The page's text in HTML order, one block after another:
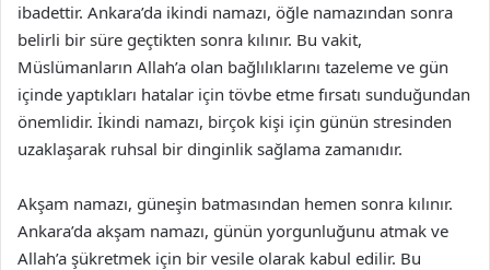
ibadettir. Ankara’da ikindi namazı, öğle namazından sonra
belirli bir süre geçtikten sonra kılınır. Bu vakit,
Müslümanların Allah’a olan bağlılıklarını tazeleme ve gün
içinde yaptıkları hatalar için tövbe etme fırsatı sunduğundan
önemlidir. İkindi namazı, birçok kişi için günün stresinden
uzaklaşarak ruhsal bir dinginlik sağlama zamanıdır.
Akşam namazı, güneşin batmasından hemen sonra kılınır.
Ankara’da akşam namazı, günün yorgunluğunu atmak ve
Allah’a şükretmek için bir vesile olarak kabul edilir. Bu